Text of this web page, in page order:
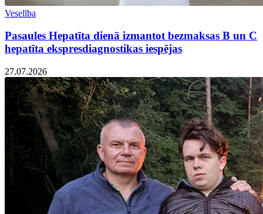
Veselība
Pasaules Hepatīta dienā izmantot bezmaksas B un C
hepatīta ekspresdiagnostikas iespējas
27.07.2026